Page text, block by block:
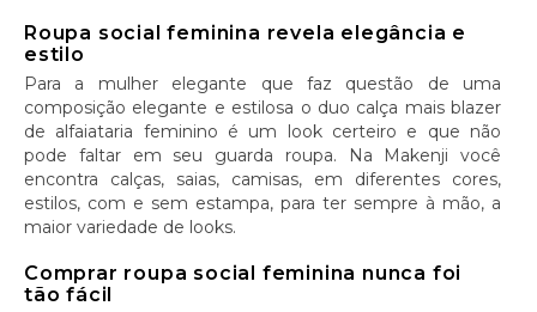
Roupa social feminina revela elegância e
estilo
Para a mulher elegante que faz questão de uma
composição elegante e estilosa o duo calça mais blazer
de alfaiataria feminino é um look certeiro e que não
pode faltar em seu guarda roupa. Na Makenji você
encontra calças, saias, camisas, em diferentes cores,
estilos, com e sem estampa, para ter sempre à mão, a
maior variedade de looks.
Comprar roupa social feminina nunca foi
tão fácil